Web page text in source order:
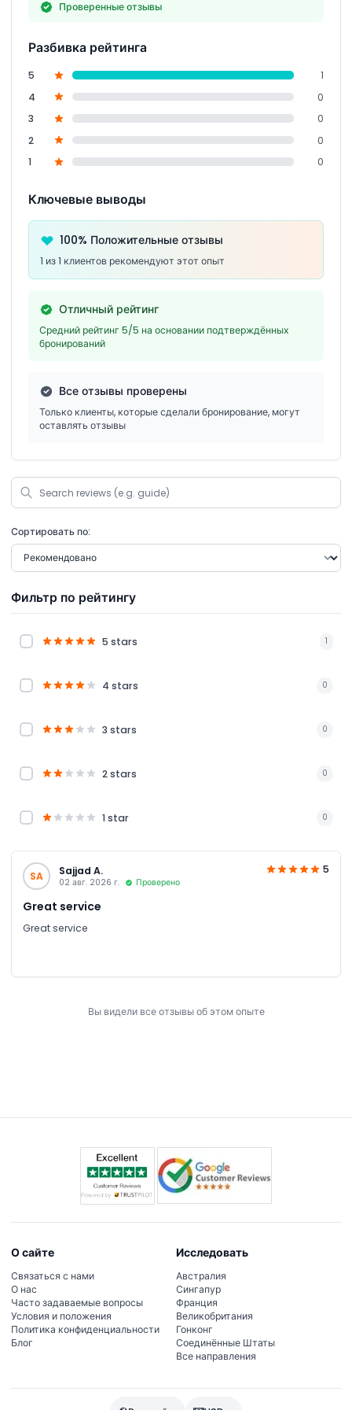
Проверенные отзывы
Разбивка рейтинга
5
1
4
0
3
0
2
0
1
0
Ключевые выводы
100% Положительные отзывы
1 из 1 клиентов рекомендуют этот опыт
Отличный рейтинг
Средний рейтинг 5/5 на основании подтверждённых
бронирований
Все отзывы проверены
Только клиенты, которые сделали бронирование, могут
оставлять отзывы
Сортировать по:
Фильтр по рейтингу
5 stars 1
4 stars 0
3 stars 0
2 stars 0
1 star 0
SA Sajjad A.
02 авг. 2026 г. Проверено
5
Great service
Great service
Вы видели все отзывы об этом опыте
О сайте
Связаться с нами
О нас
Часто задаваемые вопросы
Условия и положения
Политика конфиденциальности
Блог
Исследовать
Австралия
Сингапур
Франция
Великобритания
Гонконг
Соединённые Штаты
Все направления